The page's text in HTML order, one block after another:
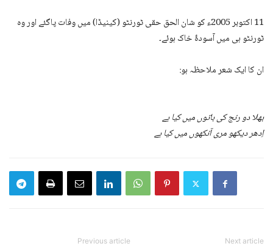
11 اکتوبر 2005ء کو شان الحق حقی ٹورنٹو (کینیڈا) میں وفات پاگئے اور وہ
ٹورنٹو ہی میں آسودۂ خاک ہوئے۔
ان کا ایک شعر ملاحظہ ہو:
بھلا دو رنج کی باتوں میں کیا ہے
اِدھر دیکھو مری آنکھوں میں کیا ہے
Previous article Next article